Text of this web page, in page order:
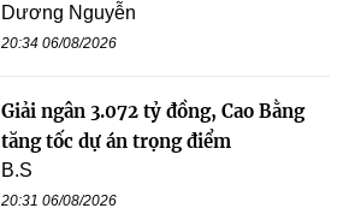
Dương Nguyễn
20:34 06/08/2026
Giải ngân 3.072 tỷ đồng, Cao Bằng
tăng tốc dự án trọng điểm
B.S
20:31 06/08/2026